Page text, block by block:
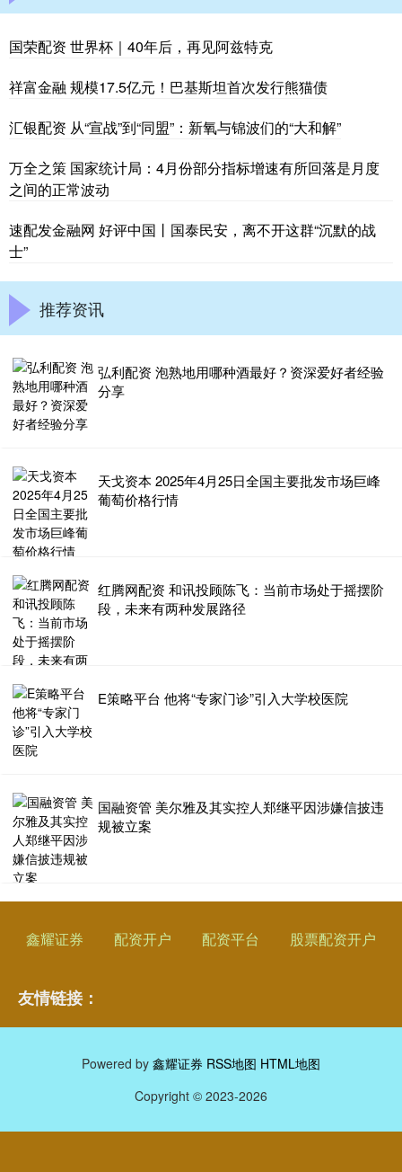
国荣配资 世界杯｜40年后，再见阿兹特克
祥富金融 规模17.5亿元！巴基斯坦首次发行熊猫债
汇银配资 从“宣战”到“同盟”：新氧与锦波们的“大和解”
万全之策 国家统计局：4月份部分指标增速有所回落是月度
之间的正常波动
速配发金融网 好评中国丨国泰民安，离不开这群“沉默的战
士”
推荐资讯
弘利配资 泡熟地用哪种酒最好？资深爱好者经验
分享
天戈资本 2025年4月25日全国主要批发市场巨峰
葡萄价格行情
红腾网配资 和讯投顾陈飞：当前市场处于摇摆阶
段，未来有两种发展路径
E策略平台 他将“专家门诊”引入大学校医院
国融资管 美尔雅及其实控人郑继平因涉嫌信披违
规被立案
鑫耀证券 配资开户 配资平台 股票配资开户
友情链接：
Powered by 鑫耀证券 RSS地图 HTML地图
Copyright © 2023-2026